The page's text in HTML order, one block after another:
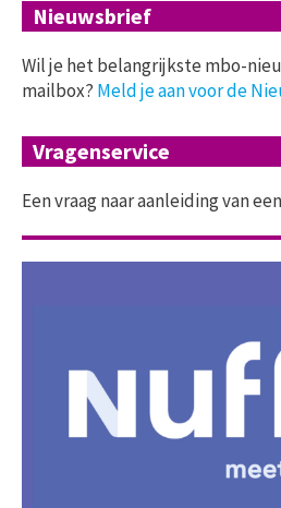
Nieuwsbrief
Wil je het belangrijkste mbo-
mailbox? Meld je aan voor de
Vragenservice
Een vraag naar aanleiding van